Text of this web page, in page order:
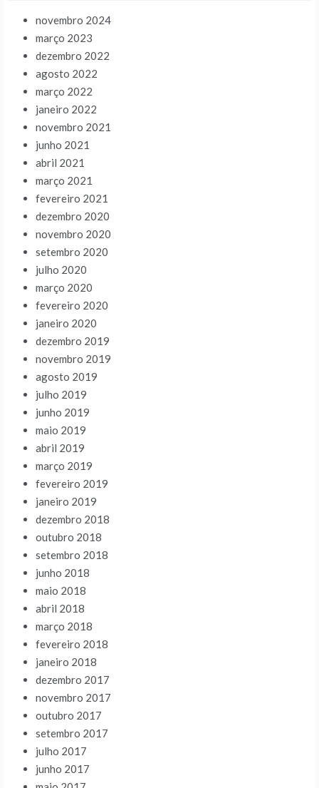
novembro 2024
março 2023
dezembro 2022
agosto 2022
março 2022
janeiro 2022
novembro 2021
junho 2021
abril 2021
março 2021
fevereiro 2021
dezembro 2020
novembro 2020
setembro 2020
julho 2020
março 2020
fevereiro 2020
janeiro 2020
dezembro 2019
novembro 2019
agosto 2019
julho 2019
junho 2019
maio 2019
abril 2019
março 2019
fevereiro 2019
janeiro 2019
dezembro 2018
outubro 2018
setembro 2018
junho 2018
maio 2018
abril 2018
março 2018
fevereiro 2018
janeiro 2018
dezembro 2017
novembro 2017
outubro 2017
setembro 2017
julho 2017
junho 2017